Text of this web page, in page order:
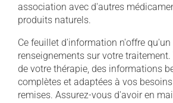
association avec d'autres
produits naturels.
Ce feuillet d'information n'offre qu'un
renseignements sur votre
de votre thérapie, des informations
complètes et adaptées à vos
remises. Assurez-vous d'avoir en